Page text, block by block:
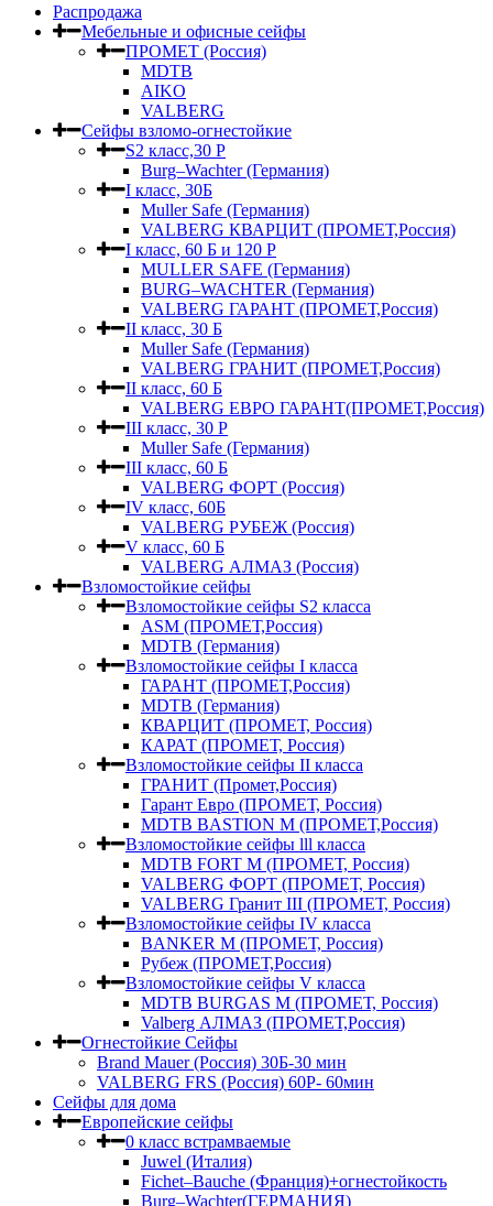
Распродажа
Мебельные и офисные сейфы
ПРОМЕТ (Россия)
MDTB
AIKO
VALBERG
Сейфы взломо-огнестойкие
S2 класс,30 Р
Burg–Wachter (Германия)
I класс, 30Б
Muller Safe (Германия)
VALBERG КВАРЦИТ (ПРОМЕТ,Россия)
I класс, 60 Б и 120 Р
MULLER SAFE (Германия)
BURG–WACHTER (Германия)
VALBERG ГАРАНТ (ПРОМЕТ,Россия)
II класс, 30 Б
Muller Safe (Германия)
VALBERG ГРАНИТ (ПРОМЕТ,Россия)
II класс, 60 Б
VALBERG ЕВРО ГАРАНТ(ПРОМЕТ,Россия)
III класс, 30 Р
Muller Safe (Германия)
III класс, 60 Б
VALBERG ФОРТ (Россия)
IV класс, 60Б
VALBERG РУБЕЖ (Россия)
V класс, 60 Б
VALBERG АЛМАЗ (Россия)
Взломостойкие сейфы
Взломостойкие сейфы S2 класса
ASM (ПРОМЕТ,Россия)
MDTB (Германия)
Взломостойкие сейфы I класса
ГАРАНТ (ПРОМЕТ,Россия)
MDTB (Германия)
КВАРЦИТ (ПРОМЕТ, Россия)
КАРАТ (ПРОМЕТ, Россия)
Взломостойкие сейфы II класса
ГРАНИТ (Промет,Россия)
Гарант Евро (ПРОМЕТ, Россия)
MDTB BASTION M (ПРОМЕТ,Россия)
Взломостойкие сейфы lll класса
MDTB FORT M (ПРОМЕТ, Россия)
VALBERG ФОРТ (ПРОМЕТ, Россия)
VALBERG Гранит III (ПРОМЕТ, Россия)
Взломостойкие сейфы IV класса
BANKER M (ПРОМЕТ, Россия)
Рубеж (ПРОМЕТ,Россия)
Взломостойкие сейфы V класса
MDTB BURGAS M (ПРОМЕТ, Россия)
Valberg АЛМАЗ (ПРОМЕТ,Россия)
Огнестойкие Сейфы
Brand Mauer (Россия) 30Б-30 мин
VALBERG FRS (Россия) 60Р- 60мин
Сейфы для дома
Европейские сейфы
0 класс встрамваемые
Juwel (Италия)
Fichet–Bauche (Франция)+огнестойкость
Burg–Wachter(ГЕРМАНИЯ)